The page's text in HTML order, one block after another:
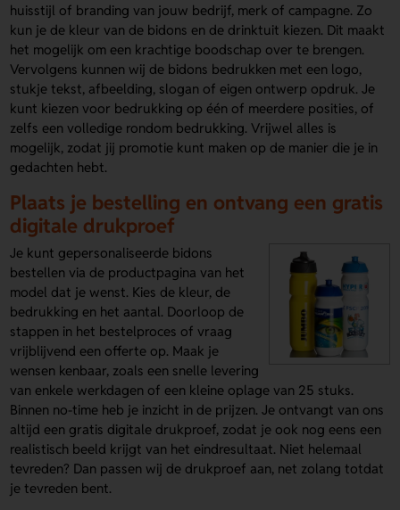
huisstijl of branding van jouw bedrijf, merk of campagne. Zo
kun je de kleur van de bidons en de drinktuit kiezen. Dit maakt
het mogelijk om een krachtige boodschap over te brengen.
Vervolgens kunnen wij de bidons bedrukken met een logo,
stukje tekst, afbeelding, slogan of eigen ontwerp opdruk. Je
kunt kiezen voor bedrukking op één of meerdere posities, of
zelfs een volledige rondom bedrukking. Vrijwel alles is
mogelijk, zodat jij promotie kunt maken op de manier die je in
gedachten hebt.
Plaats je bestelling en ontvang een gratis
digitale drukproef
Je kunt gepersonaliseerde bidons
bestellen via de productpagina van het
model dat je wenst. Kies de kleur, de
bedrukking en het aantal. Doorloop de
stappen in het bestelproces of vraag
vrijblijvend een offerte op. Maak je
wensen kenbaar, zoals een snelle levering
van enkele werkdagen of een kleine oplage van 25 stuks.
Binnen no-time heb je inzicht in de prijzen. Je ontvangt van ons
altijd een gratis digitale drukproef, zodat je ook nog eens een
realistisch beeld krijgt van het eindresultaat. Niet helemaal
tevreden? Dan passen wij de drukproef aan, net zolang totdat
je tevreden bent.